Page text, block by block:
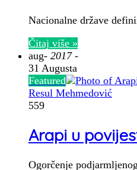
Nacionalne države
Čitaj više »
aug- 2017 -
31 Augusta
Featured
Resul Mehmedović
559
Arapi u
Ogorčenje